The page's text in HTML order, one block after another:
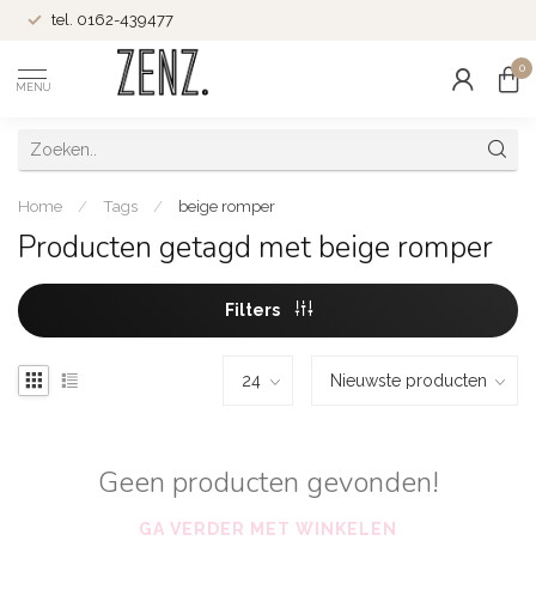
tel. 0162-439477
MENU
0
Home / Tags / beige romper
Producten getagd met beige romper
Filters
Geen producten gevonden!
GA VERDER MET WINKELEN